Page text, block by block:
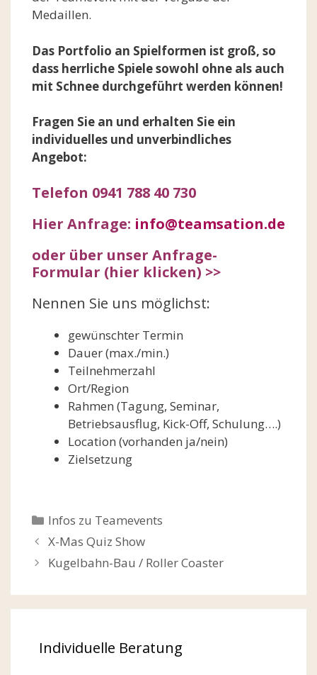
Medaillen.
Das Portfolio an Spielformen ist groß, so
dass herrliche Spiele sowohl ohne als auch
mit Schnee durchgeführt werden können!
Fragen Sie an und erhalten Sie ein
individuelles und unverbindliches
Angebot:
Telefon 0941 788 40 730
Hier Anfrage: info@teamsation.de
oder über unser Anfrage-
Formular (hier klicken) >>
Nennen Sie uns möglichst:
gewünschter Termin
Dauer (max./min.)
Teilnehmerzahl
Ort/Region
Rahmen (Tagung, Seminar,
Betriebsausflug, Kick-Off, Schulung….)
Location (vorhanden ja/nein)
Zielsetzung
Kategorien
Infos zu Teamevents
Beitrags-
Navigation
X-Mas Quiz Show
Kugelbahn-Bau / Roller Coaster
Individuelle Beratung